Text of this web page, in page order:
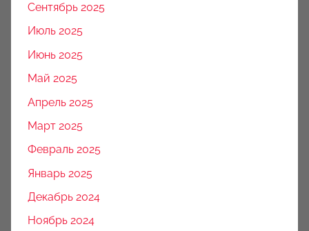
Сентябрь 2025
Июль 2025
Июнь 2025
Май 2025
Апрель 2025
Март 2025
Февраль 2025
Январь 2025
Декабрь 2024
Ноябрь 2024